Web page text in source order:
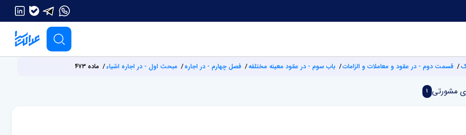
قسمت دوم - در عقود و معاملات و الزامات باب سوم - در عقود معینه مختلفه فصل چهارم - در اجاره مبحث اول - در اجاره اشیاء ماده ۴۷۳
مشورتی 1